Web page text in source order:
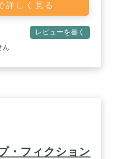
詳しく見る
レビューを書く
ん
・フィクション